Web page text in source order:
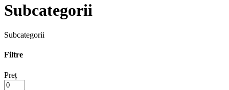
Subcategorii
Subcategorii
Filtre
Preț